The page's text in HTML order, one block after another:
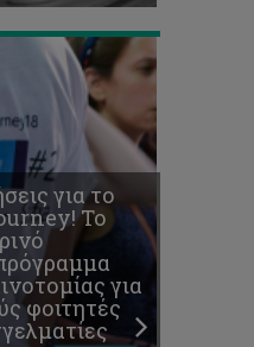
για το
Το
για
φοιτητές